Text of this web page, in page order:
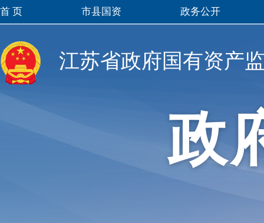
首 页 市县国资 政务公开
江苏省政府国有资产
政